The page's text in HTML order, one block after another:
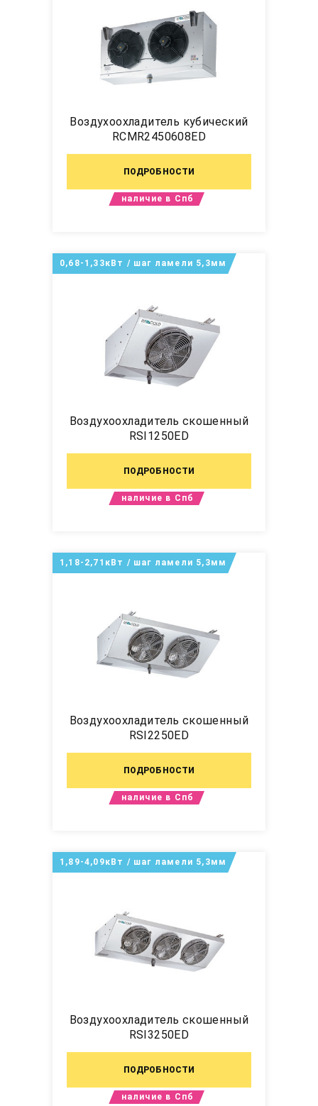
Воздухоохладитель кубический
RCMR2450608ED
ПОДРОБНОСТИ
наличие в Спб
Воздухоохладитель скошенный
RSI1250ED
ПОДРОБНОСТИ
0,68-1,33кВт / шаг ламели 5,3мм
наличие в Спб
Воздухоохладитель скошенный
RSI2250ED
ПОДРОБНОСТИ
1,18-2,71кВт / шаг ламели 5,3мм
наличие в Спб
Воздухоохладитель скошенный
RSI3250ED
ПОДРОБНОСТИ
1,89-4,09кВт / шаг ламели 5,3мм
наличие в Спб